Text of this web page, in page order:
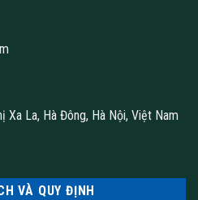
| Thảm Thiên Thành
La, Hà Đông, Hà Nội, Việt Nam
VÀ QUY ĐỊNH